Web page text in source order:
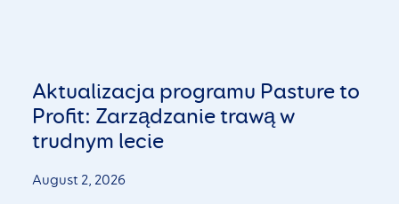
Aktualizacja programu Pasture to
Profit: Zarządzanie trawą w
trudnym lecie
August 2, 2026